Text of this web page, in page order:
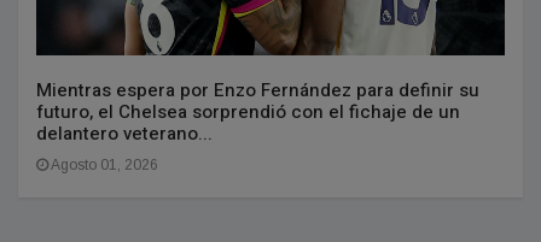
Mientras espera por Enzo Fernández para definir su
futuro, el Chelsea sorprendió con el fichaje de un
delantero veterano...
Agosto 01, 2026